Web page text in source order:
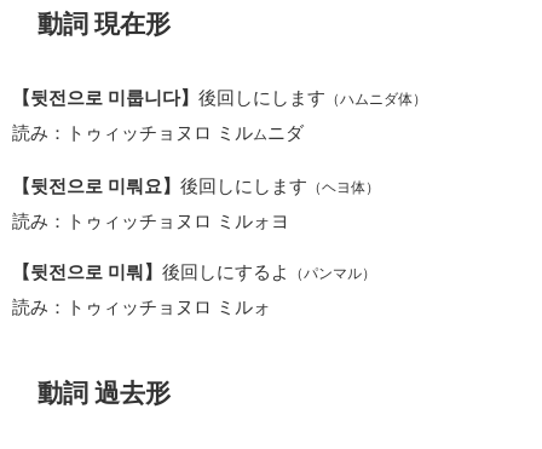
動詞 現在形
【뒷전으로 미룹니다】 後回しにします （ハムニダ体）
読み：トゥィッチョヌロ ミルム ニダ
【뒷전으로 미뤄요】 後回しにします （ヘヨ体）
読み：トゥィッチョヌロ ミルォヨ
【뒷전으로 미뤄】 後回しにするよ （パンマル）
読み：トゥィッチョヌロ ミルォ
動詞 過去形